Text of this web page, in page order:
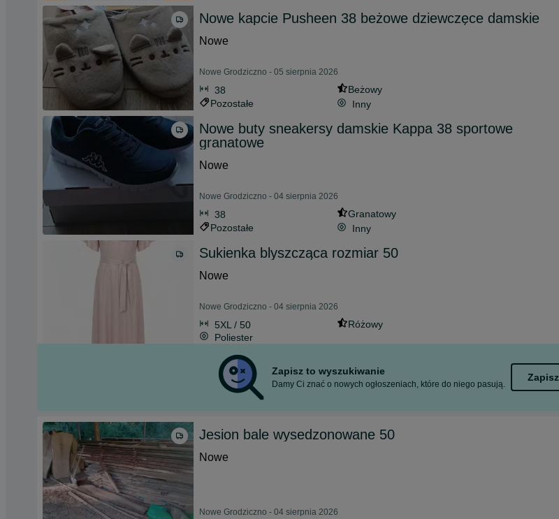
Nowe kapcie Pusheen 38 beżowe dziewczęce damskie
Nowe
Nowe Grodziczno - 05 sierpnia 2026
38
Beżowy
Pozostałe
Inny
Nowe buty sneakersy damskie Kappa 38 sportowe
granatowe
Nowe
Nowe Grodziczno - 04 sierpnia 2026
38
Granatowy
Pozostałe
Inny
Sukienka blyszcząca rozmiar 50
Nowe
Nowe Grodziczno - 04 sierpnia 2026
5XL / 50
Różowy
Poliester
Zapisz to wyszukiwanie
Damy Ci znać o nowych ogłoszeniach, które do niego pasują.
Zapisz
Jesion bale wysedzonowane 50
Nowe
Nowe Grodziczno - 04 sierpnia 2026